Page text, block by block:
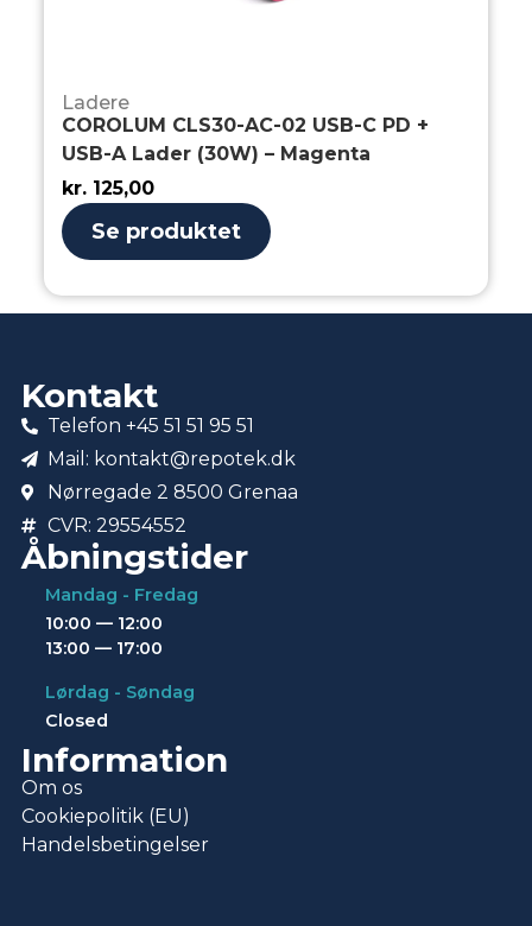
Ladere
COROLUM CLS30-AC-02 USB-C PD +
USB-A Lader (30W) – Magenta
kr. 125,00
Se produktet
Kontakt
Telefon +45 51 51 95 51
Mail: kontakt@repotek.dk
Nørregade 2 8500 Grenaa
CVR: 29554552
Åbningstider
Mandag - Fredag
10:00 — 12:00
13:00 — 17:00
Lørdag - Søndag
Closed
Information
Om os
Cookiepolitik (EU)
Handelsbetingelser